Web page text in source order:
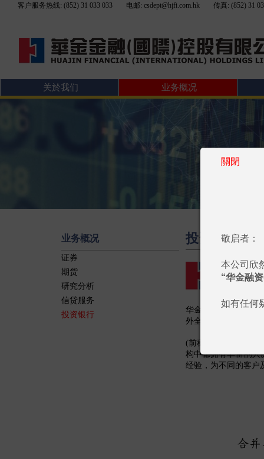
關閉
敬启者：
本公司欣
“华金融
如有任何
客户服务热线: (852) 31 033 033 电邮: csdept@hjfi.com.hk 传真: (852) 31
关於我们 业务概况
业务概况
证券
期货
研究分析
信贷服务
投资银行
投资银行
华金融资(国际)有限
外全资金融控股平台
(前称「华高和昇财
构中都拥有丰富的人
经验，为不同的客户